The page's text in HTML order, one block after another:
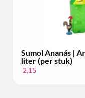
Sumol Ananás |
liter (per stuk)
2,15